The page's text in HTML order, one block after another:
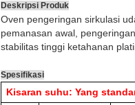
Deskripsi Produk
Oven pengeringan sirkulasi
pemanasan awal,
stabilitas tinggi ketahanan
Spesifikasi
Kisaran suhu: Yang